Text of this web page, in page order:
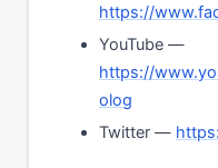
https://
YouTube —
https://
olog
Twitter —